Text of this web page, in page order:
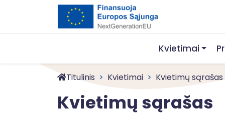
Kvietimai
Titulinis Kvietimai Kvietimų sąrašas
Kvietimų sąrašas